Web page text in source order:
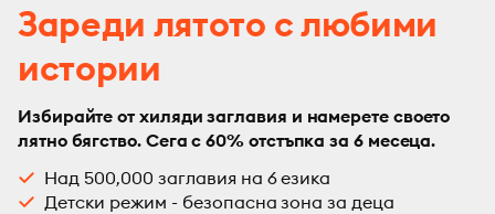
Зареди лятото с любими
истории
Избирайте от хиляди заглавия и намерете своето
лятно бягство. Сега с 60% отстъпка за 6 месеца.
Над 500,000 заглавия на 6 езика
Детски режим - безопасна зона за деца